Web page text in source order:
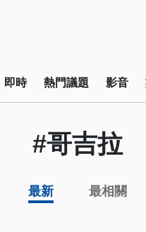
即時 熱門議題 影音
#哥吉拉
最新 最相關